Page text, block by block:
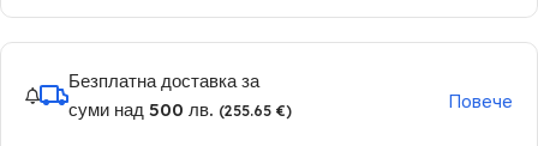
Безплатна доставка за
суми над 500 лв. (255.65 €) Повече